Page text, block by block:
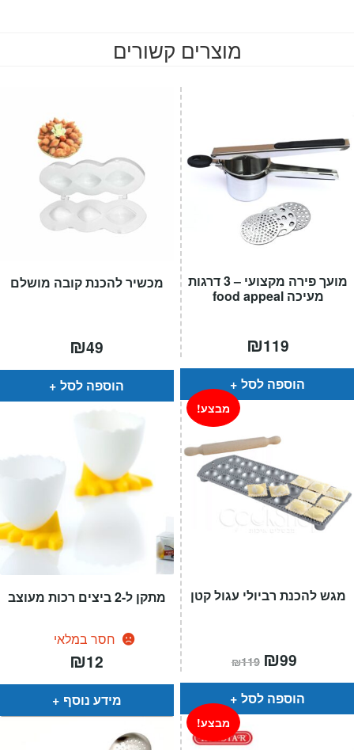
מוצרים קשורים
מכשיר להכנת קובה מושלם
₪49
הוספה לסל
מועך פירה מקצועי – 3 דרגות
מעיכה food appeal
₪119
הוספה לסל
מתקן ל-2 ביצים רכות מעוצב
חסר במלאי
₪12
מידע נוסף
מגש להכנת רביולי עגול קטן
מבצע!
₪119 המחיר
המקורי
היה:
₪119.
₪99
הוא:
הוספה לסל
מבצע!